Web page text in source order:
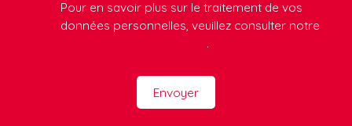
Pour en savoir plus sur le traitement de vos
données personnelles, veuillez consulter notre
.
Envoyer